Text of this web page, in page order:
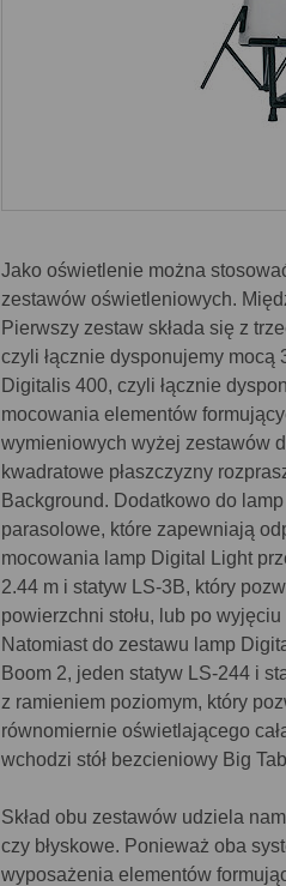
Jako oświetlenie można
zestawów oświetleniowych.
Pierwszy zestaw składa się z
czyli łącznie dysponujemy mocą
Digitalis 400, czyli łącznie
mocowania elementów
wymieniowych wyżej zestawów
kwadratowe płaszczyzny
Background. Dodatkowo do lamp
parasolowe, które zapewniają
mocowania lamp Digital Light
2.44 m i statyw LS-3B, który
powierzchni stołu, lub po
Natomiast do zestawu lamp
Boom 2, jeden statyw LS-244 i
z ramieniem poziomym, który
równomiernie oświetlającego
wchodzi stół bezcieniowy Big
Skład obu zestawów udziela
czy błyskowe. Ponieważ oba
wyposażenia elementów